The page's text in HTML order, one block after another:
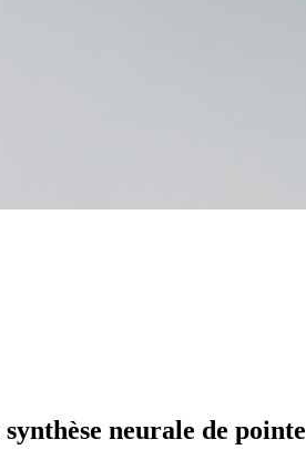
neurale de pointe